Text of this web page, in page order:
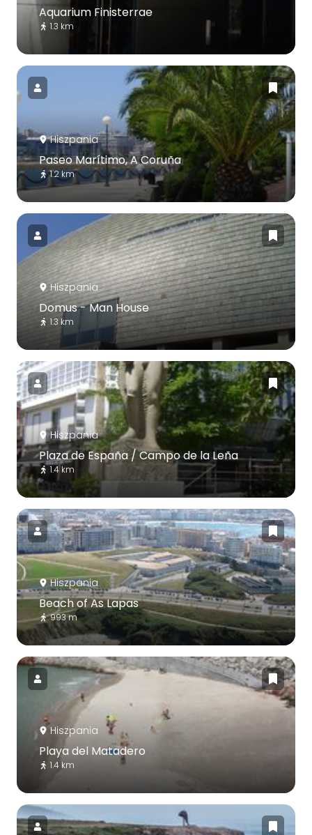
Aquarium Finisterrae
1.3 km
Hiszpania
Paseo Marítimo, A Coruña
1.2 km
Hiszpania
Domus - Man House
1.3 km
Hiszpania
Plaza de España / Campo de la Leña
1.4 km
Hiszpania
Beach of As Lapas
993 m
Hiszpania
Playa del Matadero
1.4 km